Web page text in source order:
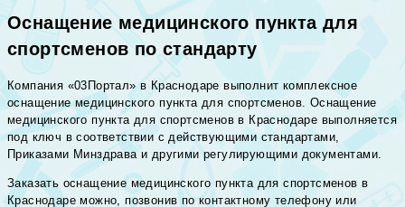
Оснащение медицинского пункта для
спортсменов по стандарту
Компания «03Портал» в Краснодаре выполнит комплексное
оснащение медицинского пункта для спортсменов. Оснащение
медицинского пункта для спортсменов в Краснодаре выполняется
под ключ в соответствии с действующими стандартами,
Приказами Минздрава и другими регулирующими документами.
Заказать оснащение медицинского пункта для спортсменов в
Краснодаре можно, позвонив по контактному телефону или